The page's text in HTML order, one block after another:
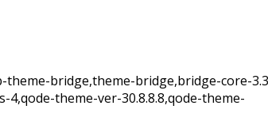
bridge,theme-bridge,bridge-core-
theme-ver-30.8.8.8,qode-theme-